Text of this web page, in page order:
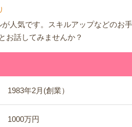
人気です。スキルアップなどのお
お話してみませんか？
1983年2月(創業）
1000万円